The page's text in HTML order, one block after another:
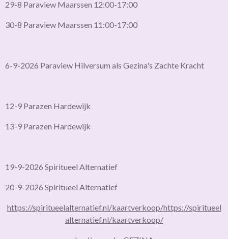
29-8 Paraview Maarssen 12:00-17:00
30-8 Paraview Maarssen 11:00-17:00
6-9-2026 Paraview Hilversum als Gezina's Zachte Kracht
12-9 Parazen Hardewijk
13-9 Parazen Hardewijk
19-9-2026 Spiritueel Alternatief
20-9-2026 Spiritueel Alternatief
https://spiritueelalternatief.nl/kaartverkoop/https://spiritueel
alternatief.nl/kaartverkoop/